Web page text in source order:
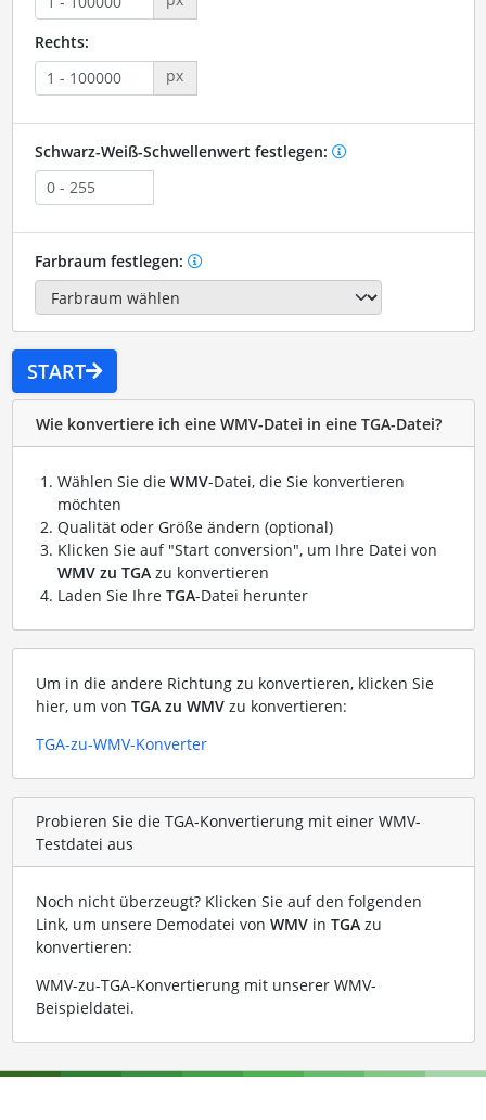
Rechts:
px
Schwarz-Weiß-Schwellenwert festlegen:
Farbraum festlegen:
START
Wie konvertiere ich eine WMV-Datei in eine TGA-Datei?
Wählen Sie die WMV-Datei, die Sie konvertieren
möchten
Qualität oder Größe ändern (optional)
Klicken Sie auf "Start conversion", um Ihre Datei von
WMV zu TGAzu konvertieren
Laden Sie Ihre TGA-Datei herunter
Um in die andere Richtung zu konvertieren, klicken Sie
hier, um von TGA zu WMVzu konvertieren:
TGA-zu-WMV-Konverter
Probieren Sie die TGA-Konvertierung mit einer WMV-
Testdatei aus
Noch nicht überzeugt? Klicken Sie auf den folgenden
Link, um unsere Demodatei von WMVin TGAzu
konvertieren:
WMV-zu-TGA-Konvertierung mit unserer WMV-
Beispieldatei.